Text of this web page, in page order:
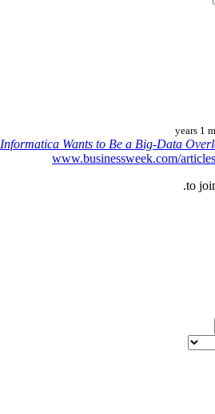
Informatica Wants to Be a Big-Data
www.businessweek.com/